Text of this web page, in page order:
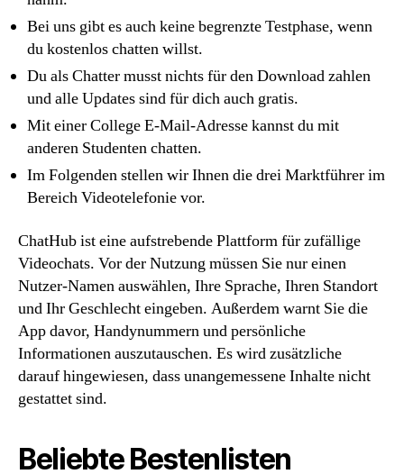
Bei uns gibt es auch keine begrenzte Testphase, wenn
du kostenlos chatten willst.
Du als Chatter musst nichts für den Download zahlen
und alle Updates sind für dich auch gratis.
Mit einer College E-Mail-Adresse kannst du mit
anderen Studenten chatten.
Im Folgenden stellen wir Ihnen die drei Marktführer im
Bereich Videotelefonie vor.
ChatHub ist eine aufstrebende Plattform für zufällige
Videochats. Vor der Nutzung müssen Sie nur einen
Nutzer-Namen auswählen, Ihre Sprache, Ihren Standort
und Ihr Geschlecht eingeben. Außerdem warnt Sie die
App davor, Handynummern und persönliche
Informationen auszutauschen. Es wird zusätzliche
darauf hingewiesen, dass unangemessene Inhalte nicht
gestattet sind.
Beliebte Bestenlisten